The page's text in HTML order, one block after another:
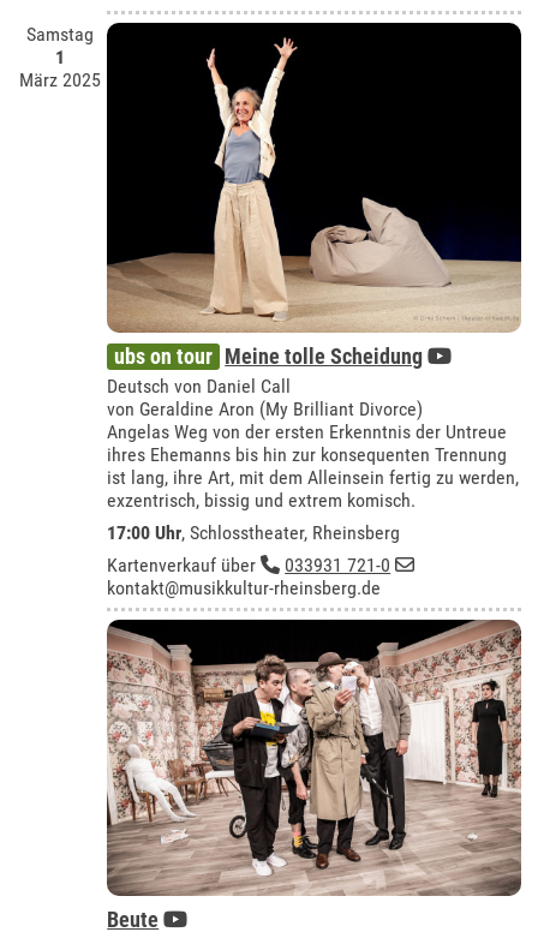
Samstag
1
März 2025
ubs on tour Meine tolle Scheidung
Deutsch von Daniel Call
von Geraldine Aron (My Brilliant Divorce)
Angelas Weg von der ersten Erkenntnis der Untreue
ihres Ehemanns bis hin zur konsequenten Trennung
ist lang, ihre Art, mit dem Alleinsein fertig zu werden,
exzentrisch, bissig und extrem komisch.
17:00 Uhr,Schlosstheater, Rheinsberg
Kartenverkauf über
033931 721-0
kontakt@musikkultur-rheinsberg.de
Beute